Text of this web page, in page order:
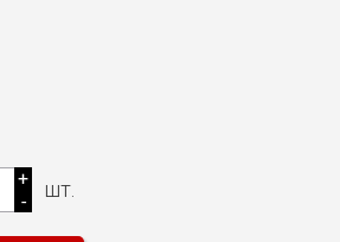
+
-
шт.